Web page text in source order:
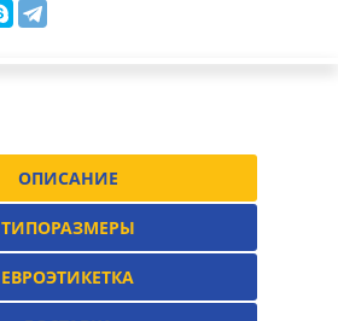
ОПИСАНИЕ
ТИПОРАЗМЕРЫ
ЕВРОЭТИКЕТКА